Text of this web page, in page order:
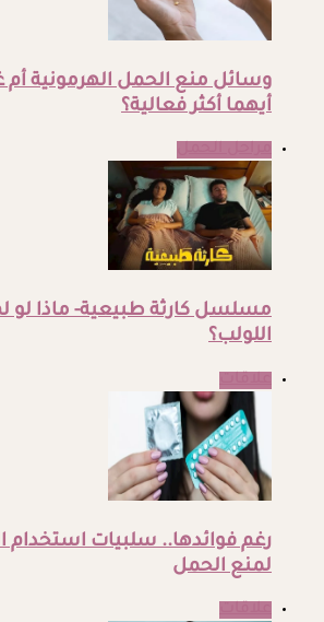
وسائل منع الحمل الهرمونية أم
أيهما أكثر فعالية؟
مسلسل كارثة طبيعية- ماذا لو
اللولب؟
رغم فوائدها.. سلبيات استخدام
لمنع الحمل